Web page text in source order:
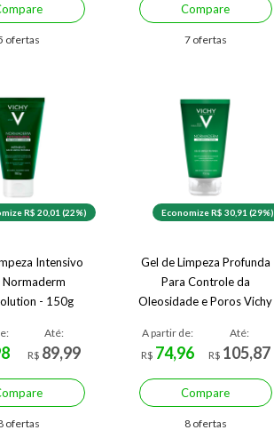
ofertas
Compare
7 ofertas
R$ 20,01 (22%)
Intensivo
Normaderm
- 150g
Até:
R$ 89,99
ofertas
Economize R$ 30,91 (29%)
Gel de Limpeza Profunda
Para Controle da
Oleosidade e Poros Vichy
A partir de:
R$ 74,96
Até:
R$ 105,87
Compare
8 ofertas